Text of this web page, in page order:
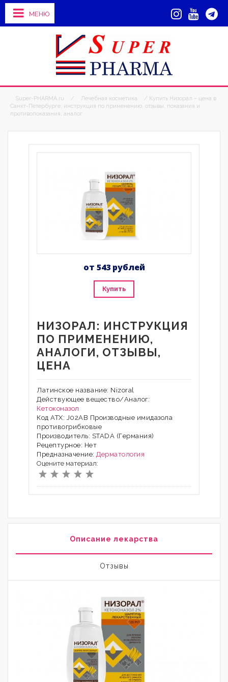
МЕНЮ
Super-PHARMA.ru / Лечебная косметика
/ Купить Низорал – цена в
Санкт-Петербурге, инструкция по применению, отзывы, показания и
противопоказания, аналог
от 543 рублей
Купить
НИЗОРАЛ: ИНСТРУКЦИЯ
ПО ПРИМЕНЕНИЮ,
АНАЛОГИ, ОТЗЫВЫ,
ЦЕНА
Латинское название: Nizoral
Действующее вещество/Аналог:
Кетоконазол
Код АТХ: J02AB Производные имидазола
противогрибковые
Производитель: STADA (Германия)
Рецептурное: Нет
Предназначение: Дерматология
Оцените материал:
Описание лекарства
Отзывы